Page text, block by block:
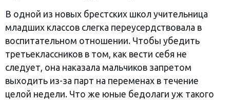
В одной из новых брестских школ учительница
младших классов слегка переусердствовала в
воспитательном отношении. Чтобы убедить
третьеклассников в том, как вести себя не
следует, она наказала мальчиков запретом
выходить из-за парт на переменах в течение
целой недели. Что же юные бедолаги уж такого